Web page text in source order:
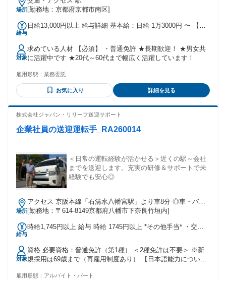
場所[勤務地：京都府京都市南区]
給与
日給13,000円以上 給与詳細 基本給：日給 1万3000円 〜 【一
額：なし 全員に一律で支払われるその他手当金額：なし ・営
業ナンバー持ち込み日当15.500円！！
対象
求めている人材 【必須】 ・普通免許 ★長期歓迎！ ★男女共
に活躍中です ★20代～60代まで幅広く活躍しています！
雇用形態： 業務委託
お気に入り 詳細を見る
株式会社ジャパン・リリーフ送迎サポート
企業社員の送迎運転手_RA260014
＜日常の運転経験が活かせる＞近くの駅～会社
までを送迎します。充実の研修＆サポートで未
経験でも安心◎
場所
アクセス 京阪本線「石清水八幡宮駅」より車8分 ◎車・バイ
ク通勤可（無料駐車場完備）
[勤務地：〒614-8149京都府八幡市下奈良竹垣内]
給与
時給1,745円以上 給与 時給 1745円以上 *その他手当* ・交通
対象
資格 必要資格：普通免許（第1種） ＜2種免許は不要＞ ※新
規採用は69歳まで（再雇用制度あり） 【日本語能力につい
取得 ◎未経験大歓迎 ◎経験者優遇 ◎副業OK ◎WワークOK
雇用形態： アルバイト・パート